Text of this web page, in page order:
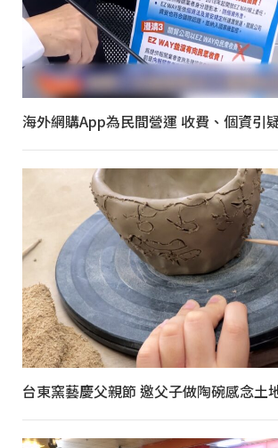
海外網購App為民間營運 收費、個資引
台東窯藝慶父親節 邀父子做陶碗感念土